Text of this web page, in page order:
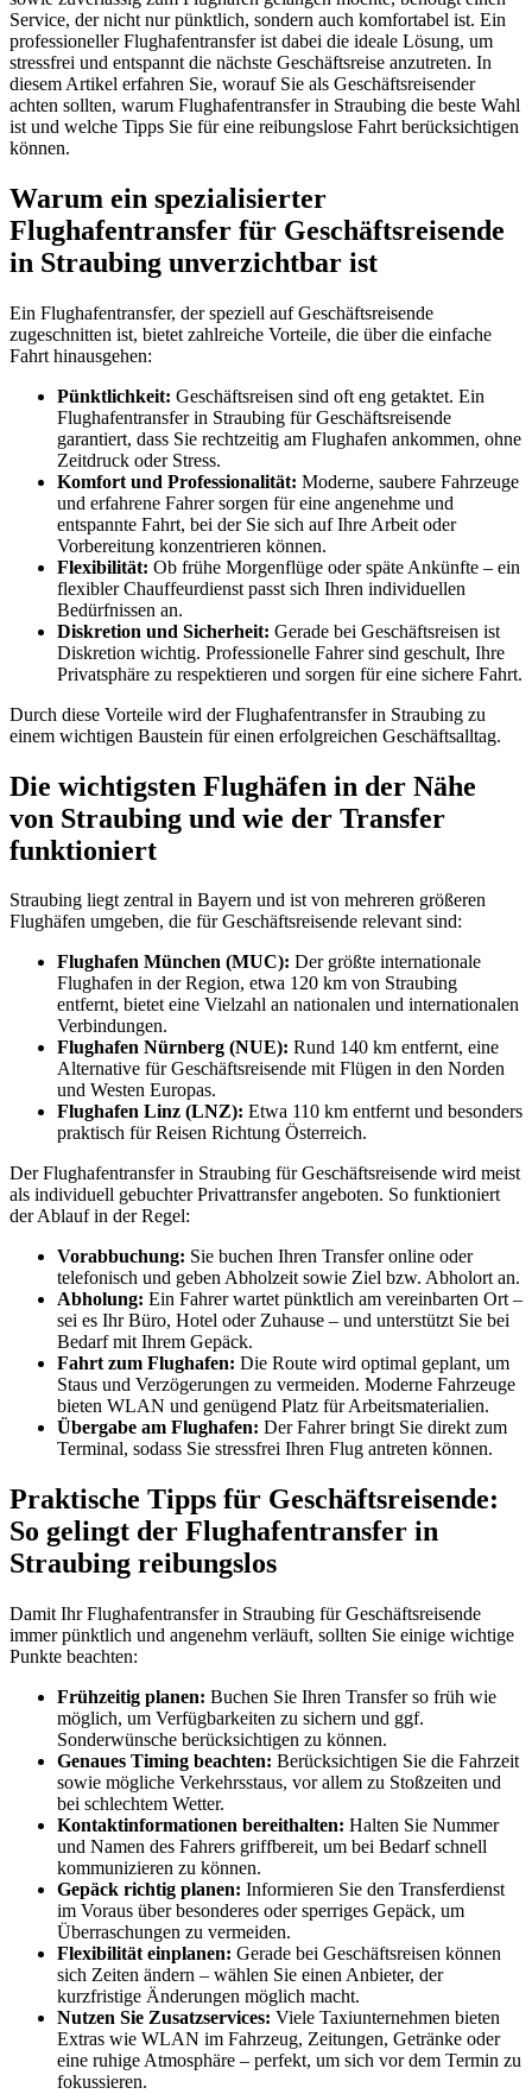
Service, der nicht nur pünktlich, sondern auch komfortabel ist. Ein
professioneller Flughafentransfer ist dabei die ideale Lösung, um
stressfrei und entspannt die nächste Geschäftsreise anzutreten. In
diesem Artikel erfahren Sie, worauf Sie als Geschäftsreisender
achten sollten, warum Flughafentransfer in Straubing die beste Wahl
ist und welche Tipps Sie für eine reibungslose Fahrt berücksichtigen
können.
Warum ein spezialisierter
Flughafentransfer für Geschäftsreisende
in Straubing unverzichtbar ist
Ein Flughafentransfer, der speziell auf Geschäftsreisende
zugeschnitten ist, bietet zahlreiche Vorteile, die über die einfache
Fahrt hinausgehen:
Pünktlichkeit: Geschäftsreisen sind oft eng getaktet. Ein
Flughafentransfer in Straubing für Geschäftsreisende
garantiert, dass Sie rechtzeitig am Flughafen ankommen, ohne
Zeitdruck oder Stress.
Komfort und Professionalität: Moderne, saubere Fahrzeuge
und erfahrene Fahrer sorgen für eine angenehme und
entspannte Fahrt, bei der Sie sich auf Ihre Arbeit oder
Vorbereitung konzentrieren können.
Flexibilität: Ob frühe Morgenflüge oder späte Ankünfte – ein
flexibler Chauffeurdienst passt sich Ihren individuellen
Bedürfnissen an.
Diskretion und Sicherheit: Gerade bei Geschäftsreisen ist
Diskretion wichtig. Professionelle Fahrer sind geschult, Ihre
Privatsphäre zu respektieren und sorgen für eine sichere Fahrt.
Durch diese Vorteile wird der Flughafentransfer in Straubing zu
einem wichtigen Baustein für einen erfolgreichen Geschäftsalltag.
Die wichtigsten Flughäfen in der Nähe
von Straubing und wie der Transfer
funktioniert
Straubing liegt zentral in Bayern und ist von mehreren größeren
Flughäfen umgeben, die für Geschäftsreisende relevant sind:
Flughafen München (MUC): Der größte internationale
Flughafen in der Region, etwa 120 km von Straubing
entfernt, bietet eine Vielzahl an nationalen und internationalen
Verbindungen.
Flughafen Nürnberg (NUE): Rund 140 km entfernt, eine
Alternative für Geschäftsreisende mit Flügen in den Norden
und Westen Europas.
Flughafen Linz (LNZ): Etwa 110 km entfernt und besonders
praktisch für Reisen Richtung Österreich.
Der Flughafentransfer in Straubing für Geschäftsreisende wird meist
als individuell gebuchter Privattransfer angeboten. So funktioniert
der Ablauf in der Regel:
Vorabbuchung: Sie buchen Ihren Transfer online oder
telefonisch und geben Abholzeit sowie Ziel bzw. Abholort an.
Abholung: Ein Fahrer wartet pünktlich am vereinbarten Ort –
sei es Ihr Büro, Hotel oder Zuhause – und unterstützt Sie bei
Bedarf mit Ihrem Gepäck.
Fahrt zum Flughafen: Die Route wird optimal geplant, um
Staus und Verzögerungen zu vermeiden. Moderne Fahrzeuge
bieten WLAN und genügend Platz für Arbeitsmaterialien.
Übergabe am Flughafen: Der Fahrer bringt Sie direkt zum
Terminal, sodass Sie stressfrei Ihren Flug antreten können.
Praktische Tipps für Geschäftsreisende:
So gelingt der Flughafentransfer in
Straubing reibungslos
Damit Ihr Flughafentransfer in Straubing für Geschäftsreisende
immer pünktlich und angenehm verläuft, sollten Sie einige wichtige
Punkte beachten:
Frühzeitig planen: Buchen Sie Ihren Transfer so früh wie
möglich, um Verfügbarkeiten zu sichern und ggf.
Sonderwünsche berücksichtigen zu können.
Genaues Timing beachten: Berücksichtigen Sie die Fahrzeit
sowie mögliche Verkehrsstaus, vor allem zu Stoßzeiten und
bei schlechtem Wetter.
Kontaktinformationen bereithalten: Halten Sie Nummer
und Namen des Fahrers griffbereit, um bei Bedarf schnell
kommunizieren zu können.
Gepäck richtig planen: Informieren Sie den Transferdienst
im Voraus über besonderes oder sperriges Gepäck, um
Überraschungen zu vermeiden.
Flexibilität einplanen: Gerade bei Geschäftsreisen können
sich Zeiten ändern – wählen Sie einen Anbieter, der
kurzfristige Änderungen möglich macht.
Nutzen Sie Zusatzservices: Viele Taxiunternehmen bieten
Extras wie WLAN im Fahrzeug, Zeitungen, Getränke oder
eine ruhige Atmosphäre – perfekt, um sich vor dem Termin zu
fokussieren.